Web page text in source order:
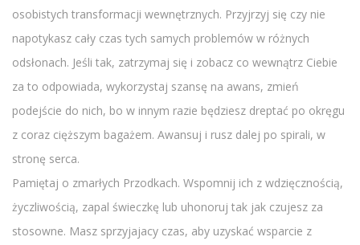
osobistych transformacji wewnętrznych. Przyjrzyj się czy nie
napotykasz cały czas tych samych problemów w różnych
odsłonach. Jeśli tak, zatrzymaj się i zobacz co wewnątrz Ciebie
za to odpowiada, wykorzystaj szansę na awans, zmień
podejście do nich, bo w innym razie będziesz dreptać po okręgu
z coraz cięższym bagażem. Awansuj i rusz dalej po spirali, w
stronę serca.
Pamiętaj o zmarłych Przodkach. Wspomnij ich z wdzięcznością,
życzliwością, zapal świeczkę lub uhonoruj tak jak czujesz za
stosowne. Masz sprzyjajacy czas, aby uzyskać wsparcie z